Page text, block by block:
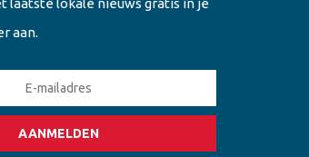
laatste lokale nieuws gratis in je
aan.